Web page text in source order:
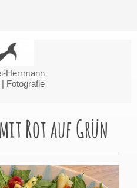
Herrmann
Fotografie
Rot auf Grün